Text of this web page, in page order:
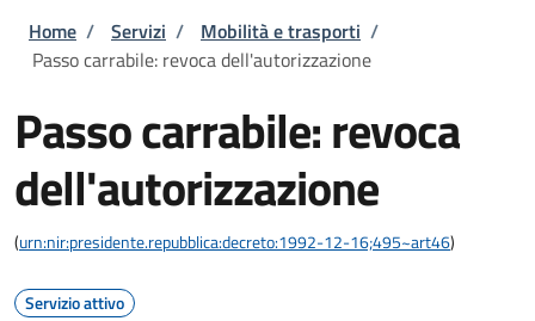
Briciole di pane
Home / Servizi / Mobilità e trasporti /
Passo carrabile: revoca dell'autorizzazione
Passo carrabile: revoca
dell'autorizzazione
(urn:nir:presidente.repubblica:decreto:1992-12-16;495~art46)
Servizio attivo